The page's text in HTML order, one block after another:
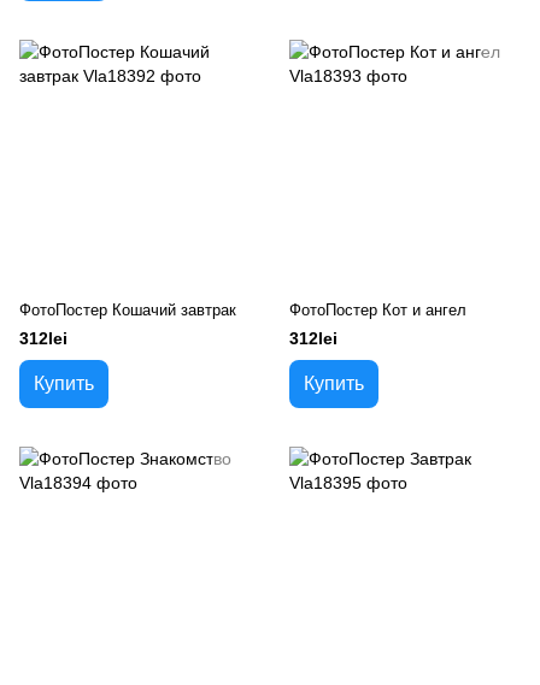
ФотоПостер Кошачий завтрак
312lei
Купить
ФотоПостер Кот и ангел
312lei
Купить